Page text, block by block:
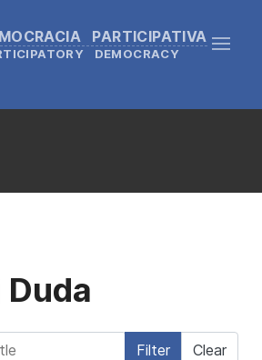
PARTICIPATIVA
DEMOCRACY
Filter Clear